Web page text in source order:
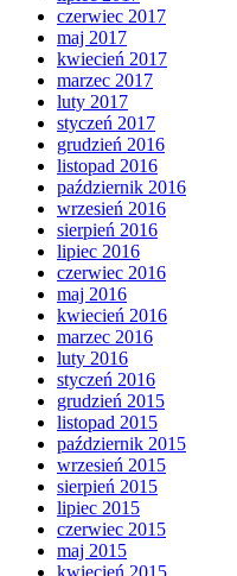
czerwiec 2017
maj 2017
kwiecień 2017
marzec 2017
luty 2017
styczeń 2017
grudzień 2016
listopad 2016
październik 2016
wrzesień 2016
sierpień 2016
lipiec 2016
czerwiec 2016
maj 2016
kwiecień 2016
marzec 2016
luty 2016
styczeń 2016
grudzień 2015
listopad 2015
październik 2015
wrzesień 2015
sierpień 2015
lipiec 2015
czerwiec 2015
maj 2015
kwiecień 2015